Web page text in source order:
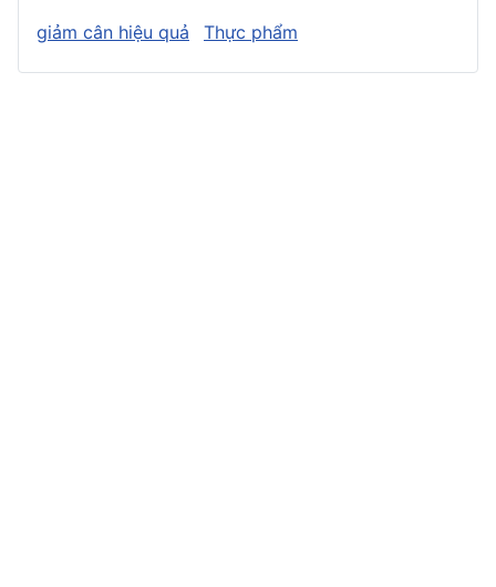
giảm cân hiệu quả
Thực phẩm